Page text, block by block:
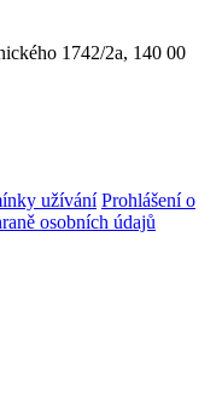
1742/2a, 140 00
užívání Prohlášení o
osobních údajů